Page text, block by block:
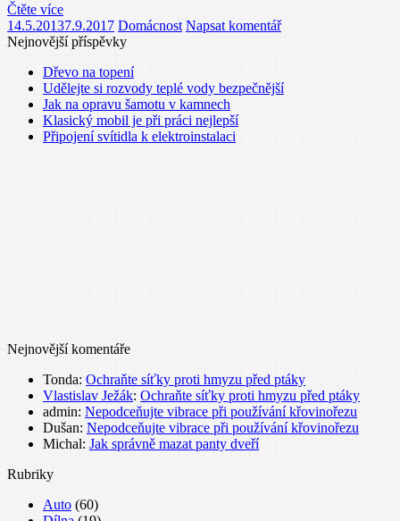
Čtěte více
14.5.20137.9.2017 Domácnost Napsat komentář
Nejnovější příspěvky
Dřevo na topení
Udělejte si rozvody teplé vody bezpečnější
Jak na opravu šamotu v kamnech
Klasický mobil je při práci nejlepší
Připojení svítidla k elektroinstalaci
Nejnovější komentáře
Tonda: Ochraňte síťky proti hmyzu před ptáky
Vlastislav Ježák: Ochraňte síťky proti hmyzu před ptáky
admin: Nepodceňujte vibrace při používání křovinořezu
Dušan: Nepodceňujte vibrace při používání křovinořezu
Michal: Jak správně mazat panty dveří
Rubriky
Auto (60)